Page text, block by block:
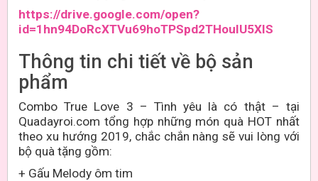
https://drive.google.com/open?
id=1hn94DoRcXTVu69hoTPSpd2THoulU5XlS
Thông tin chi tiết về bộ sản
phẩm
Combo True Love 3 – Tình yêu là có thật – tại
Quadayroi.com tổng hợp những món quà HOT nhất
theo xu hướng 2019, chắc chắn nàng sẽ vui lòng với
bộ quà tặng gồm:
+ Gấu Melody ôm tim